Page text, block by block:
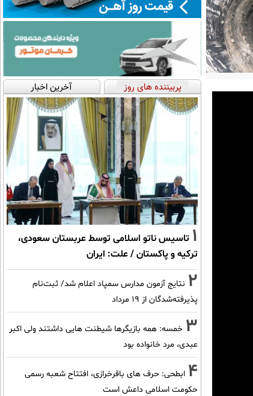
پربیننده های روز آخرین اخبار
1 تاسیس ناتو اسلامی توسط عربستان سعودی،
ترکیه و پاکستان / علت: ایران
2 نتایج آزمون مدارس سمپاد اعلام شد/ ثبت‌نام
پذیرفته‌شدگان از ۱۹ مرداد
3 خمسه: همه بازیگرها شیطنت هایی داشتند ولی اکبر
عبدی، مرد خانواده بود
4 ابطحی: حرف های باقرخرازی، افتتاح شعبه رسمی
حکومت اسلامی داعش است